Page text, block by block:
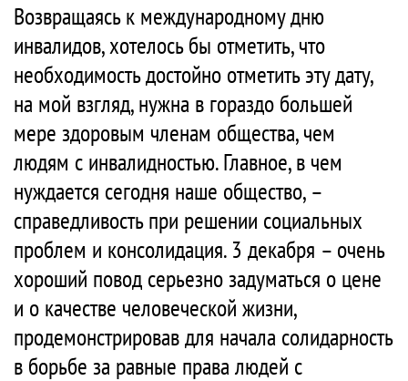
Возвращаясь к международному дню
инвалидов, хотелось бы отметить, что
необходимость достойно отметить эту дату,
на мой взгляд, нужна в гораздо большей
мере здоровым членам общества, чем
людям с инвалидностью. Главное, в чем
нуждается сегодня наше общество, –
справедливость при решении социальных
проблем и консолидация. 3 декабря – очень
хороший повод серьезно задуматься о цене
и о качестве человеческой жизни,
продемонстрировав для начала солидарность
в борьбе за равные права людей с